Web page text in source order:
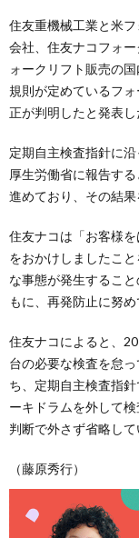
住友重機械工業と米
会社、住友ナコフォ
ォークリフト販売の
規則が定めているフ
正が判明したと発表し
定期自主検査指針に
厚生労働省に報告す
進めており、その結果
住友ナコは「お客様
をおかけしましたこ
な事態が発生するこ
もに、再発防止に努
住友ナコによると、
台の必要な検査を怠
ち、定期自主検査指
ーキドラムを外して
判断で外さず省略して
（藤原秀行）